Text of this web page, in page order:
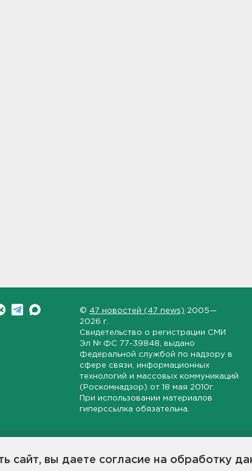
сайт, вы даете согласие на обработку
© 47 новостей (47 news) 2005—
2026 г.
Свидетельство о регистрации СМИ
Эл № ФС 77-39848 , выдано
Федеральной службой по надзору в
сфере связи, информационных
технологий и массовых коммуникаций
(Роскомнадзор) от 18 мая 2010г.
При использовании материалов
гиперссылка обязательна.
и инвестиционной активности в регионе.
и конструктивной площадкой для свободного